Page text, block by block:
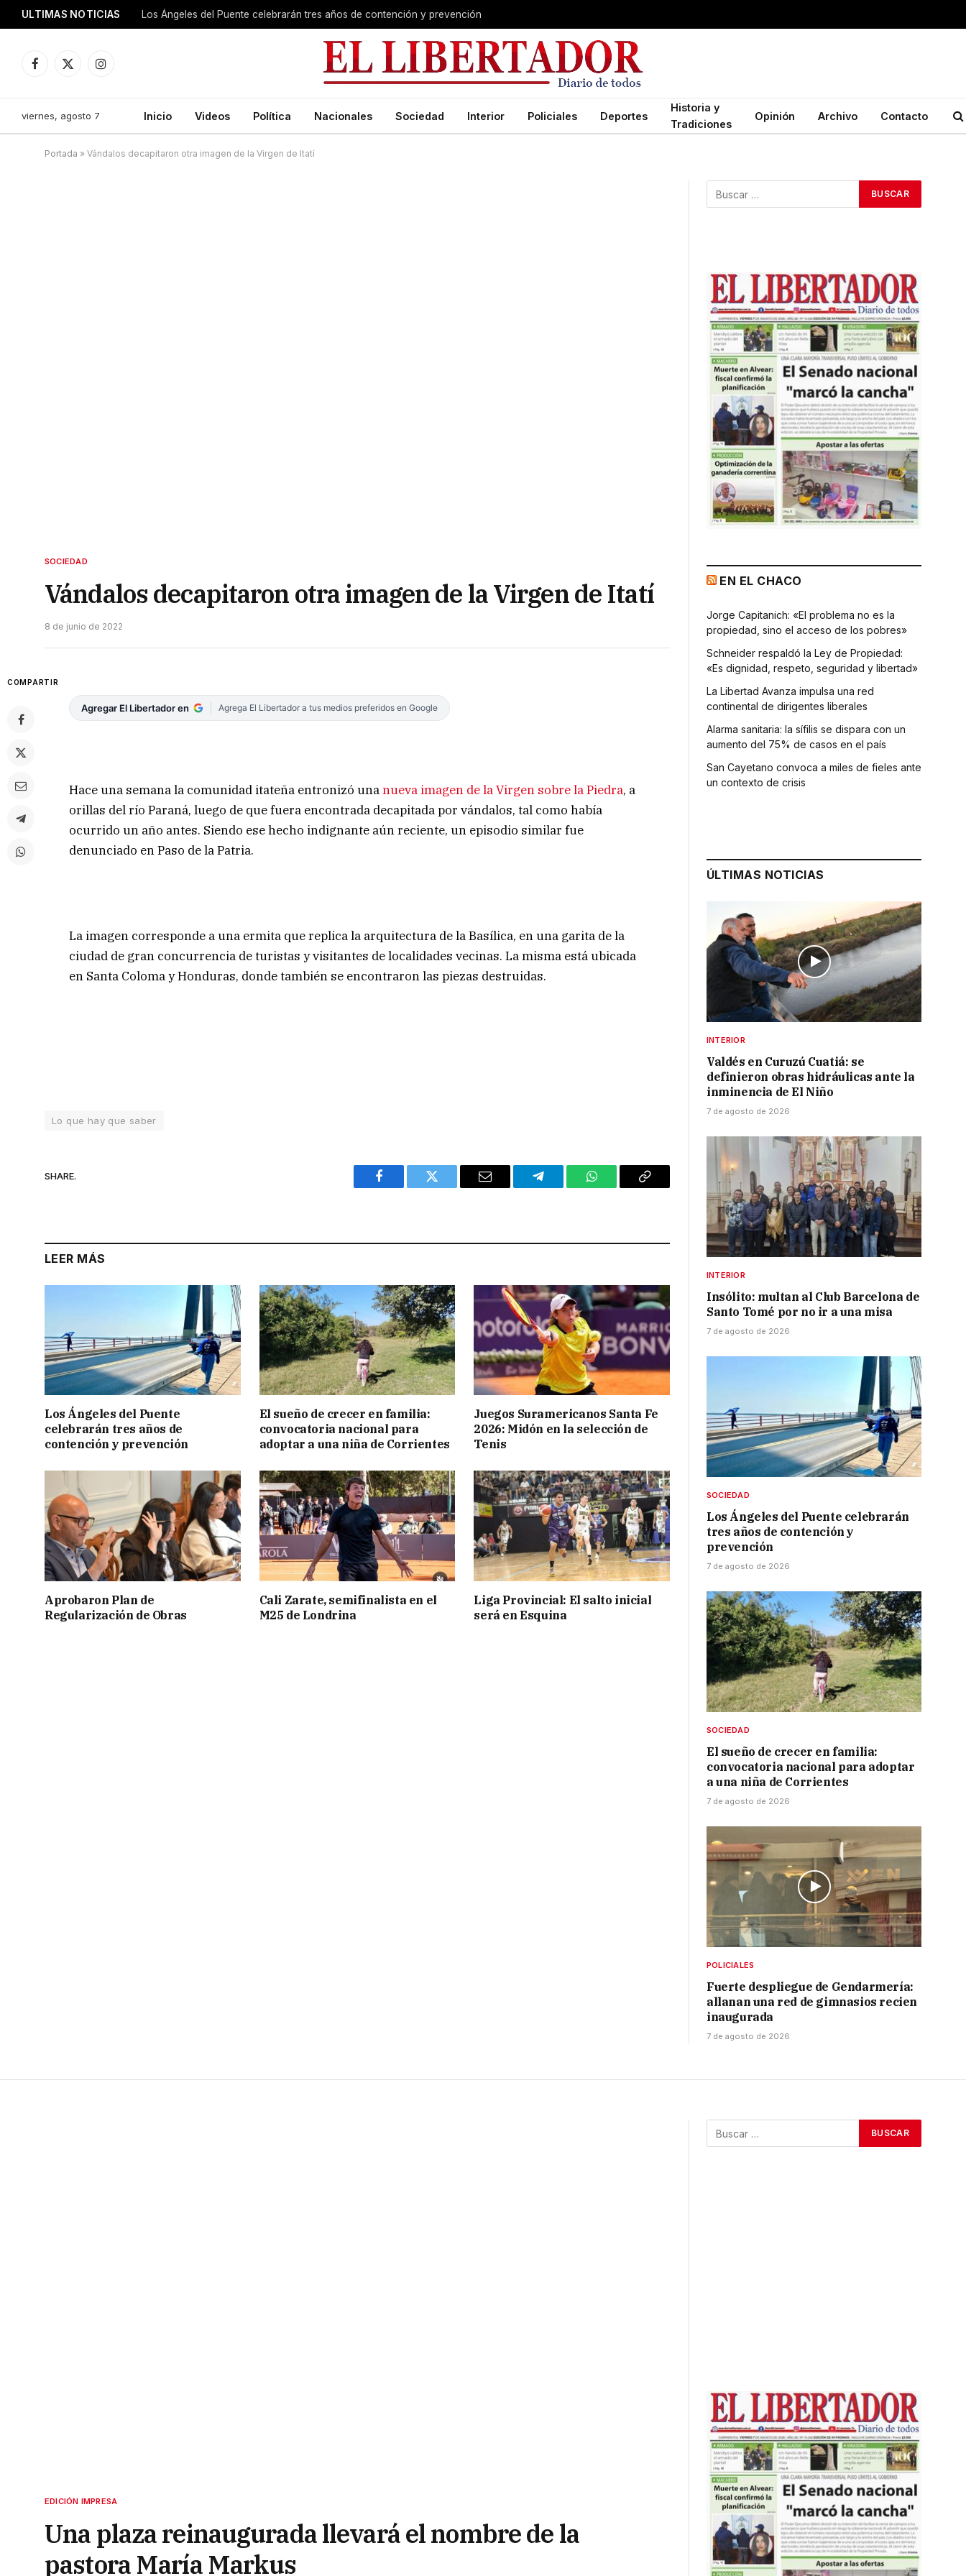
ULTIMAS NOTICIAS Los Ángeles del Puente celebrarán tres años de contención y prevención
Facebook
X
Instagram
viernes, agosto 7 Inicio Videos Política Nacionales Sociedad Interior Policiales Deportes
Historia y
Tradiciones
Opinión Archivo Contacto
Portada » Vándalos decapitaron otra imagen de la Virgen de Itatí
SOCIEDAD
Vándalos decapitaron otra imagen de la Virgen de Itatí
8 de junio de 2022
COMPARTIR
Agregar El Libertador en Agrega El Libertador a tus medios preferidos en Google
Hace una semana la comunidad itateña entronizó unanueva imagen de la Virgen sobre la Piedra, a
orillas del río Paraná, luego de que fuera encontrada decapitada por vándalos, tal como había
ocurrido un año antes. Siendo ese hecho indignante aún reciente, un episodio similar fue
denunciado en Paso de la Patria.
La imagen corresponde a una ermita que replica la arquitectura de la Basílica, en una garita de la
ciudad de gran concurrencia de turistas y visitantes de localidades vecinas. La misma está ubicada
en Santa Coloma y Honduras, donde también se encontraron las piezas destruidas.
Lo que hay que saber
SHARE.
Facebook Twitter Email Telegram WhatsAppCopy
LEER MÁS
Los Ángeles del Puente
celebrarán tres años de
contención y prevención
El sueño de crecer en familia:
convocatoria nacional para
adoptar a una niña de Corrientes
Juegos Suramericanos Santa Fe
2026: Midón en la selección de
Tenis
Aprobaron Plan de
Regularización de Obras
Cali Zarate, semifinalista en el
M25 de Londrina
Liga Provincial: El salto inicial
será en Esquina
EN EL CHACO
Jorge Capitanich: «El problema no es la
propiedad, sino el acceso de los pobres»
Schneider respaldó la Ley de Propiedad:
«Es dignidad, respeto, seguridad y libertad»
La Libertad Avanza impulsa una red
continental de dirigentes liberales
Alarma sanitaria: la sífilis se dispara con un
aumento del 75% de casos en el país
San Cayetano convoca a miles de fieles ante
un contexto de crisis
ÚLTIMAS NOTICIAS
INTERIOR
Valdés en Curuzú Cuatiá: se
definieron obras hidráulicas ante la
inminencia de El Niño
7 de agosto de 2026
INTERIOR
Insólito: multan al Club Barcelona de
Santo Tomé por no ir a una misa
7 de agosto de 2026
SOCIEDAD
Los Ángeles del Puente celebrarán
tres años de contención y
prevención
7 de agosto de 2026
SOCIEDAD
El sueño de crecer en familia:
convocatoria nacional para adoptar
a una niña de Corrientes
7 de agosto de 2026
POLICIALES
Fuerte despliegue de Gendarmería:
allanan una red de gimnasios recien
inaugurada
7 de agosto de 2026
EDICIÓN IMPRESA
Una plaza reinaugurada llevará el nombre de la
pastora María Markus